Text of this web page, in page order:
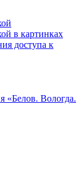
в картинках
доступа к
«Белов. Вологда.